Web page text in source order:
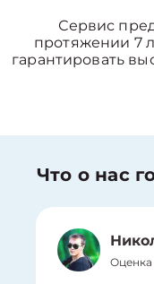
Сервис
протяжении 7
гарантировать
Что о нас